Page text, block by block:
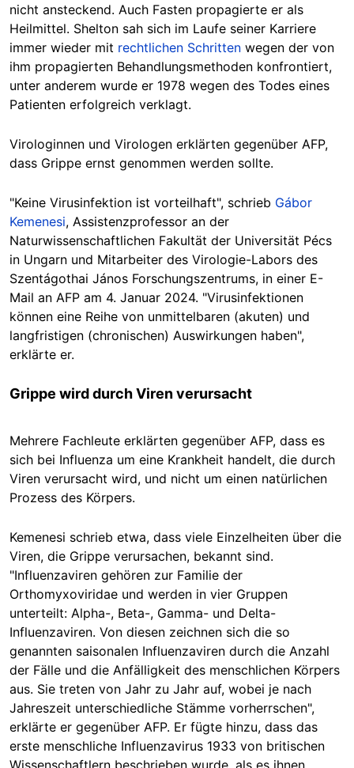
nicht ansteckend. Auch Fasten propagierte er als
Heilmittel. Shelton sah sich im Laufe seiner Karriere
immer wieder mit rechtlichen Schritten wegen der von
ihm propagierten Behandlungsmethoden konfrontiert,
unter anderem wurde er 1978 wegen des Todes eines
Patienten erfolgreich verklagt.
Virologinnen und Virologen erklärten gegenüber AFP,
dass Grippe ernst genommen werden sollte.
"Keine Virusinfektion ist vorteilhaft", schrieb Gábor
Kemenesi, Assistenzprofessor an der
Naturwissenschaftlichen Fakultät der Universität Pécs
in Ungarn und Mitarbeiter des Virologie-Labors des
Szentágothai János Forschungszentrums, in einer E-
Mail an AFP am 4. Januar 2024. "Virusinfektionen
können eine Reihe von unmittelbaren (akuten) und
langfristigen (chronischen) Auswirkungen haben",
erklärte er.
Grippe wird durch Viren verursacht
Mehrere Fachleute erklärten gegenüber AFP, dass es
sich bei Influenza um eine Krankheit handelt, die durch
Viren verursacht wird, und nicht um einen natürlichen
Prozess des Körpers.
Kemenesi schrieb etwa, dass viele Einzelheiten über die
Viren, die Grippe verursachen, bekannt sind.
"Influenzaviren gehören zur Familie der
Orthomyxoviridae und werden in vier Gruppen
unterteilt: Alpha-, Beta-, Gamma- und Delta-
Influenzaviren. Von diesen zeichnen sich die so
genannten saisonalen Influenzaviren durch die Anzahl
der Fälle und die Anfälligkeit des menschlichen Körpers
aus. Sie treten von Jahr zu Jahr auf, wobei je nach
Jahreszeit unterschiedliche Stämme vorherrschen",
erklärte er gegenüber AFP. Er fügte hinzu, dass das
erste menschliche Influenzavirus 1933 von britischen
Wissenschaftlern beschrieben wurde, als es ihnen